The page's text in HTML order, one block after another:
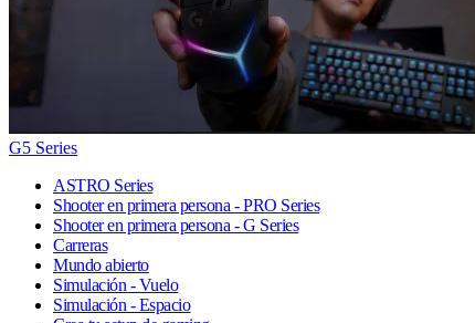
G5 Series
ASTRO Series
Shooter en primera persona - PRO Series
Shooter en primera persona - G Series
Carreras
Mundo abierto
Simulación - Vuelo
Simulación - Espacio